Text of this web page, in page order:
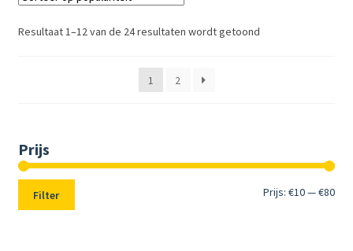
Resultaat 1–12 van de 24 resultaten wordt getoond
1 2
Prijs
Min.
Filter Prijs:€10—€80